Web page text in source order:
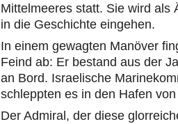
Mittelmeeres statt. Sie wird als
in die Geschichte eingehen.
In einem gewagten Manöver
Feind ab: Er bestand aus der
an Bord. Israelische
schleppten es in den Hafen
Der Admiral, der diese